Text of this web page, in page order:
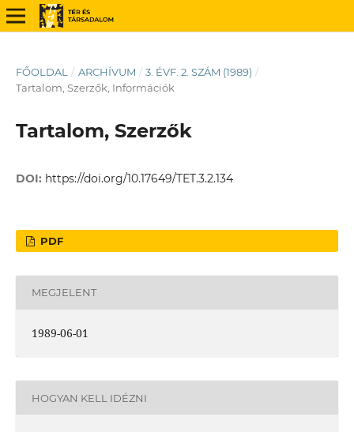
FŐOLDAL / ARCHÍVUM / 3. ÉVF. 2. SZÁM (1989) /
Tartalom, Szerzők, Információk
Tartalom, Szerzők
DOI: https://doi.org/10.17649/TET.3.2.134
PDF
MEGJELENT
1989-06-01
HOGYAN KELL IDÉZNI